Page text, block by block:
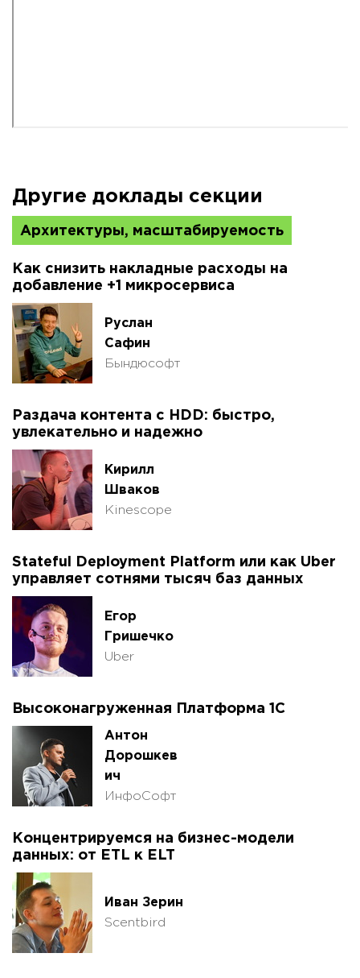
Другие доклады секции
Архитектуры, масштабируемость
Как снизить накладные расходы на
добавление +1 микросервиса
Руслан
Сафин
Бындюсофт
Раздача контента с HDD: быстро,
увлекательно и надежно
Кирилл
Шваков
Kinescope
Stateful Deployment Platform или как Uber
управляет сотнями тысяч баз данных
Егор
Гришечко
Uber
Высоконагруженная Платформа 1С
Антон
Дорошкев
ич
ИнфоСофт
Концентрируемся на бизнес-модели
данных: от ETL к ELT
Иван Зерин
Scentbird